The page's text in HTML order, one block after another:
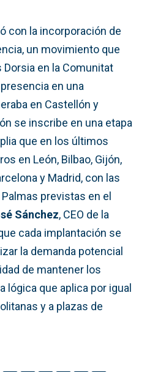
con la incorporación de
un movimiento que
Dorsia en la Comunitat
en una
en Castellón y
se inscribe en una etapa
que en los últimos
en León, Bilbao, Gijón,
y Madrid, con las
previstas en el
Sánchez, CEO de la
cada implantación se
la demanda potencial
de mantener los
lógica que aplica por igual
y a plazas de